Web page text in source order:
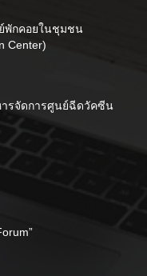
พักคอยในชุมชน
Center)
รจัดการศูนย์ฉีดวัคซีน